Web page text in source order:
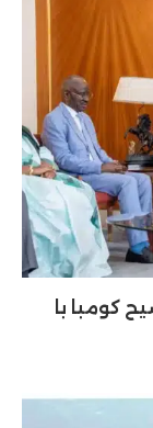
كومبا با